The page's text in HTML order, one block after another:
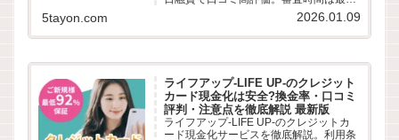
30分、在籍確認や郵送物の有無など気に
なる評判を徹底解説。審査落ちが不安な
多重債務者も必見！最新の借入条件を公
5tayon.com 2026.01.09
ライフアップ-LIFE UP-のクレジット
カード現金化は安全?換金率・口コミ
評判・注意点を徹底解説 最新版
ライフアップ-LIFE UP-のクレジットカ
ード現金化サービスを徹底解説。利用条